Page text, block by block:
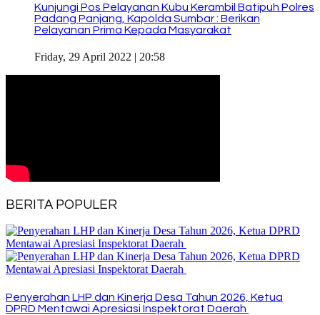
Kunjungi Pos Pelayanan Kubu Kerambil Batipuh Polres
Padang Panjang, Kapolda Sumbar : Berikan
Pelayanan Prima Kepada Masyarakat
Friday, 29 April 2022 | 20:58
BERITA POPULER
Penyerahan LHP dan Kinerja Desa Tahun 2026, Ketua
DPRD Mentawai Apresiasi Inspektorat Daerah